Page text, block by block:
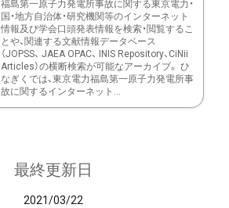
福島第一原子力発電所事故に関する東京電力・
国・地方自治体・研究機関等のインターネット
情報及び学会口頭発表情報を検索・閲覧するこ
とや、関連する文献情報データベース
（JOPSS、 JAEA OPAC、 INIS Repository、CiNii
Articles）の横断検索が可能なアーカイブ。 ひ
なぎくでは、東京電力福島第一原子力発電所事
故に関するインターネット...
最終更新日
2021/03/22